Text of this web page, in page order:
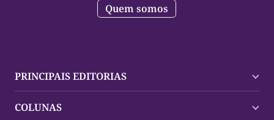
Quem somos
PRINCIPAIS EDITORIAS
Palmas
COLUNAS